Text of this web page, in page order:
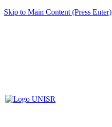
Skip to Main Content (Press Enter)